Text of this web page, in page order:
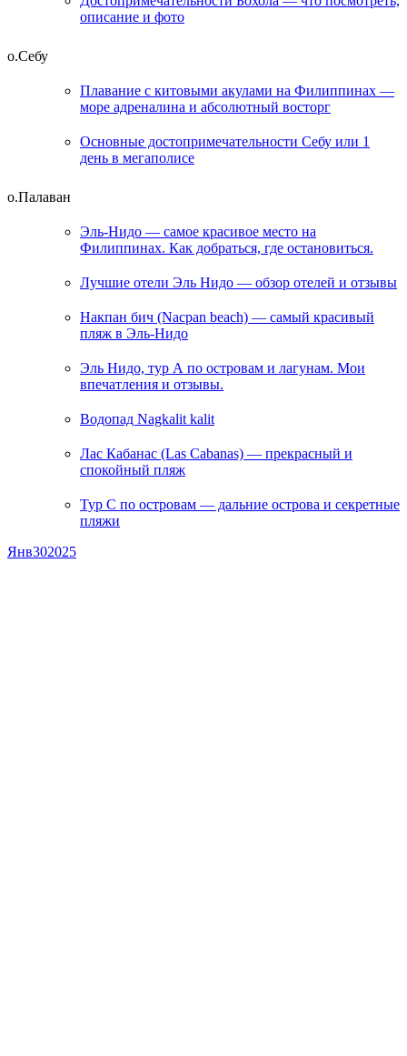
описание и фото
о.Себу
Плавание с китовыми акулами на Филиппинах —
море адреналина и абсолютный восторг
Основные достопримечательности Себу или 1
день в мегаполисе
о.Палаван
Эль-Нидо — самое красивое место на
Филиппинах. Как добраться, где остановиться.
Лучшие отели Эль Нидо — обзор отелей и отзывы
Накпан бич (Nacpan beach) — самый красивый
пляж в Эль-Нидо
Эль Нидо, тур А по островам и лагунам. Мои
впечатления и отзывы.
Водопад Nagkalit kalit
Лас Кабанас (Las Cabanas) — прекрасный и
спокойный пляж
Тур С по островам — дальние острова и секретные
пляжи
Янв302025